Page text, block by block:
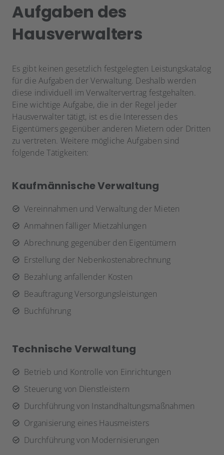
Aufgaben des
Hausverwalters
Es gibt keinen gesetzlich festgelegten Leistungskatalog
für die Aufgaben der Verwaltung. Deshalb werden
diese individuell im Verwaltervertrag festgehalten.
Eine wichtige Aufgabe, die in der Regel jeder
Hausverwalter tätigt, ist es die Interessen des
Eigentümers gegenüber anderen Mietern oder Dritten
zu vertreten. Weitere mögliche Aufgaben sind
folgende Tätigkeiten:
Kaufmännische Verwaltung
Vereinnahmen und Verwaltung der Mieten
Anmahnen fälliger Mietzahlungen
Abrechnung gegenüber den Eigentümern
Erstellung der Nebenkostenabrechnung
Bezahlung anfallender Kosten
Beauftragung Versorgungsleistungen
Buchführung
Technische Verwaltung
Betrieb und Kontrolle von Einrichtungen
Steuerung von Dienstleistern
Durchführung von Instandhaltungsmaßnahmen
Organisierung eines Hausmeisters
Durchführung von Modernisierungen